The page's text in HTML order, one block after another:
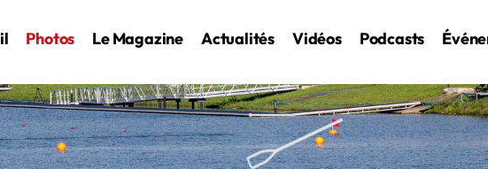
Photos Le Magazine Actualités Vidéos Podcasts